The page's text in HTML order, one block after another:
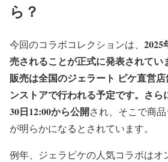
ら？
今回のコラボコレクションは、 2025
売されることが正式に発表されてい
販売は全国のジェラート ピケ直営
ンストアで行われる予定です。さら
30日12:00から公開され、そこで商
が明らかになるとされています。
例年、ジェラピケの人気コラボはオ